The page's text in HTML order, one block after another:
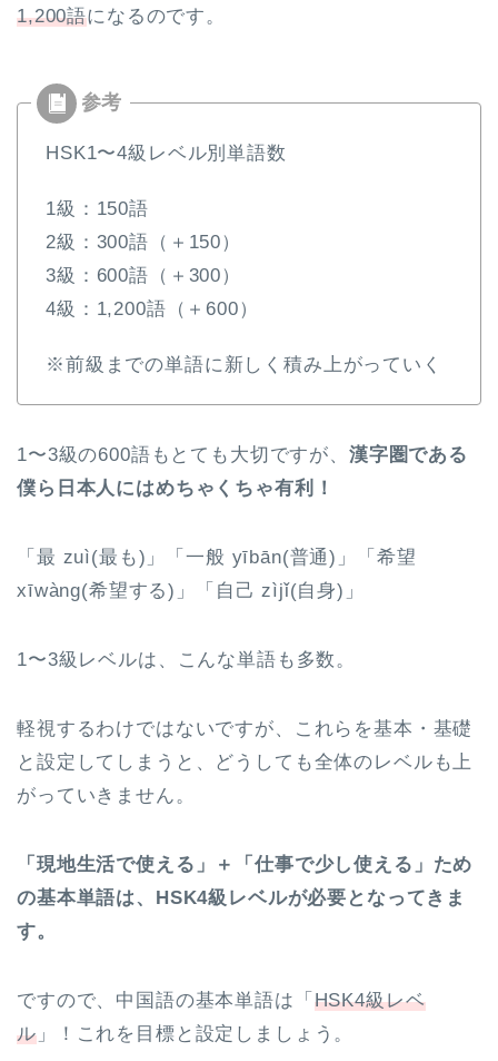
1,200語になるのです。
HSK1〜4級レベル別単語数
1級：150語
2級：300語（＋150）
3級：600語（＋300）
4級：1,200語（＋600）
※前級までの単語に新しく積み上がっていく
1〜3級の600語もとても大切ですが、 漢字圏である
僕ら日本人にはめちゃくちゃ有利！
「最 zuì(最も)」「一般 yībān(普通)」「希望
xīwàng(希望する)」「自己 zìjǐ(自身)」
1〜3級レベルは、こんな単語も多数。
軽視するわけではないですが、これらを基本・基礎
と設定してしまうと、どうしても全体のレベルも上
がっていきません。
「現地生活で使える」＋「仕事で少し使える」ため
の基本単語は、HSK4級レベルが必要となってきま
す。
ですので、中国語の基本単語は「 HSK4級レベ
ル」！これを目標と設定しましょう。